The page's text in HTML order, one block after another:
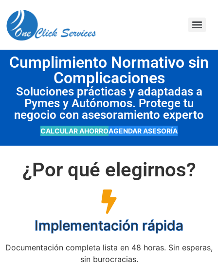
Cumplimiento Normativo sin
Complicaciones
Soluciones prácticas y adaptadas a
Pymes y Autónomos. Protege tu
negocio con asesoramiento experto
CALCULAR AHORROAGENDAR ASESORÍA
¿Por qué elegirnos?
Implementación rápida
Documentación completa lista en 48 horas. Sin esperas,
sin burocracias.